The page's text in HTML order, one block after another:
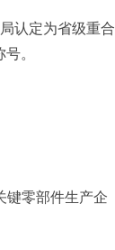
认定为省级重合
。
键零部件生产企